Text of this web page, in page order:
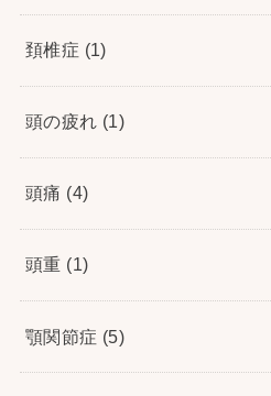
頚椎症 (1)
頭の疲れ (1)
頭痛 (4)
頭重 (1)
顎関節症 (5)